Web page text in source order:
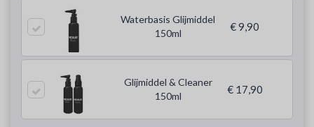
Waterbasis Glijmiddel
150ml
€ 9,90
Glijmiddel & Cleaner
150ml
€ 17,90